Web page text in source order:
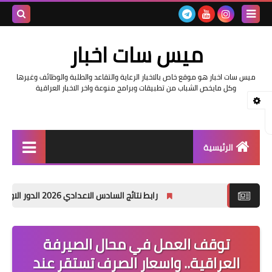
ميس سات اخبار
ميس سات اخبار هو موقع خاص بالاخبار الرعاية والتقاعد والطلبة والوظائف وغيرها
وكل مايخص الشباب من تطبيقات وبرامج منوعة واخر الاخبار العراقية
الرئيسية
اخبار وزارة التربية والتعليم
اخبار وزارة العمل وهيئة
رابط نتائج السادس الاعدادي 2026 الدور الاول في العراق | موقع نتائجنا
توقف العمل في محال الصيرفة
العراقية.. واسعار الصرف تستقر عند